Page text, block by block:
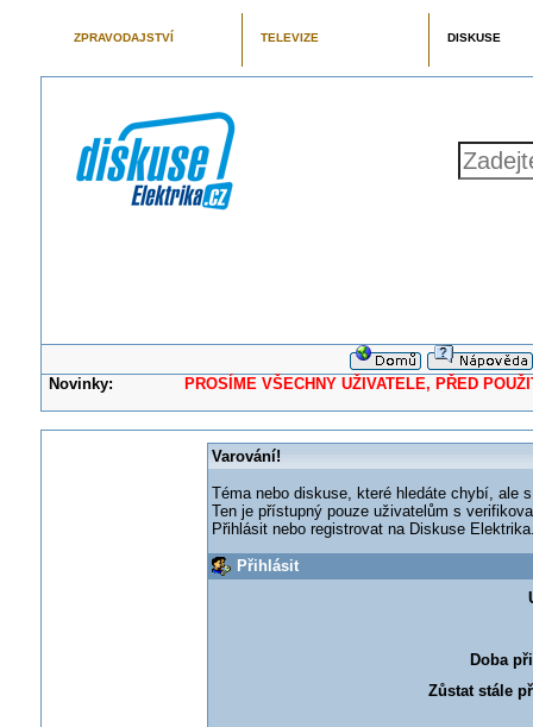
ZPRAVODAJSTVÍ TELEVIZE DISKUSE
Novinky: PROSÍME VŠECHNY UŽIVATELE, PŘED
Varování!
Téma nebo diskuse, které hledáte chybí, ale
Ten je přístupný pouze uživatelům s
Přihlásit nebo registrovat na Diskuse
Přihlásit
Doba
Zůstat stále